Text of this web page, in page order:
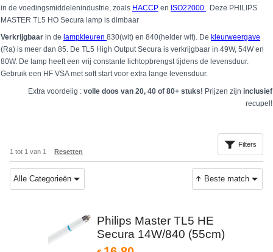
in de voedingsmiddelenindustrie, zoals HACCP en ISO22000
. Deze PHILIPS
MASTER TL5 HO Secura lamp is dimbaar
Verkrijgbaar in de lampkleuren 830(wit) en 840(helder wit). De kleurweergave
(Ra) is meer dan 85. De TL5 High Output Secura is verkrijgbaar in 49W, 54W en
80W. De lamp heeft een vrij constante lichtopbrengst tijdens de levensduur.
Gebruik een HF VSA met soft start voor extra lange levensduur.
Extra voordelig : volle doos van 20, 40 of 80+ stuks! Prijzen zijn inclusief
recupel!
1 tot 1 van 1 Resetten
Filters
Alle Categorieën Beste match
Philips Master TL5 HE
Secura 14W/840 (55cm)